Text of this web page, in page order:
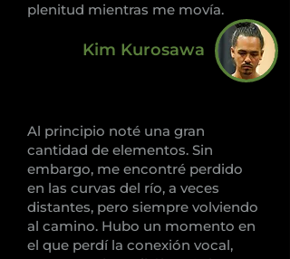
plenitud mientras me movía.
Kim Kurosawa
Al principio noté una gran
cantidad de elementos. Sin
embargo, me encontré perdido
en las curvas del río, a veces
distantes, pero siempre volviendo
al camino. Hubo un momento en
el que perdí la conexión vocal,